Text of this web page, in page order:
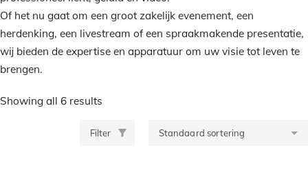
Of het nu gaat om een groot zakelijk evenement, een
herdenking, een livestream of een spraakmakende presentatie,
wij bieden de expertise en apparatuur om uw visie tot leven te
brengen.
Showing all 6 results
Filter